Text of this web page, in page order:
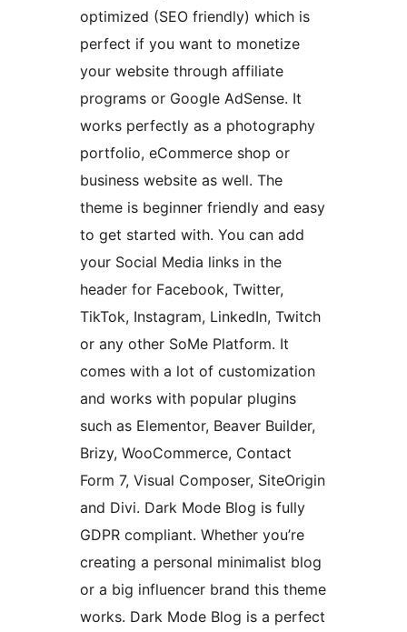
optimized (SEO friendly) which is
perfect if you want to monetize
your website through affiliate
programs or Google AdSense. It
works perfectly as a photography
portfolio, eCommerce shop or
business website as well. The
theme is beginner friendly and easy
to get started with. You can add
your Social Media links in the
header for Facebook, Twitter,
TikTok, Instagram, LinkedIn, Twitch
or any other SoMe Platform. It
comes with a lot of customization
and works with popular plugins
such as Elementor, Beaver Builder,
Brizy, WooCommerce, Contact
Form 7, Visual Composer, SiteOrigin
and Divi. Dark Mode Blog is fully
GDPR compliant. Whether you’re
creating a personal minimalist blog
or a big influencer brand this theme
works. Dark Mode Blog is a perfect